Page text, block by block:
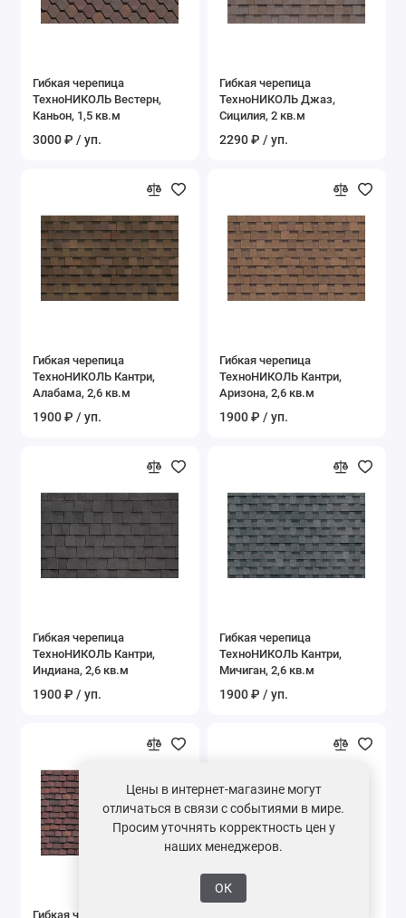
Гибкая черепица
ТехноНИКОЛЬ Вестерн,
Каньон, 1,5 кв.м
3000 ₽ / уп.
Гибкая черепица
ТехноНИКОЛЬ Джаз,
Сицилия, 2 кв.м
2290 ₽ / уп.
Гибкая черепица
ТехноНИКОЛЬ Кантри,
Алабама, 2,6 кв.м
1900 ₽ / уп.
Гибкая черепица
ТехноНИКОЛЬ Кантри,
Аризона, 2,6 кв.м
1900 ₽ / уп.
Гибкая черепица
ТехноНИКОЛЬ Кантри,
Индиана, 2,6 кв.м
1900 ₽ / уп.
Гибкая черепица
ТехноНИКОЛЬ Кантри,
Мичиган, 2,6 кв.м
1900 ₽ / уп.
Гибкая черепица
Цены в интернет-магазине могут
отличаться в связи с событиями в мире.
Просим уточнять корректность цен у
наших менеджеров.
ОК